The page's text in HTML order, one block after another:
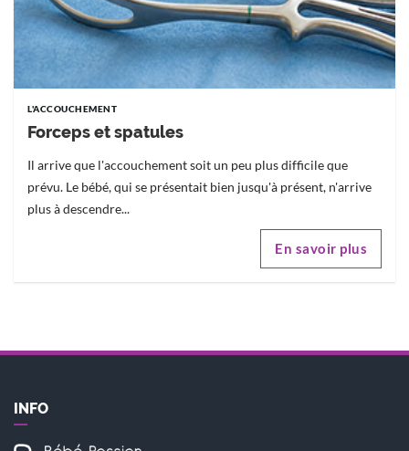
L'ACCOUCHEMENT
Forceps et spatules
Il arrive que l'accouchement soit un peu plus difficile que
prévu. Le bébé, qui se présentait bien jusqu'à présent, n'arrive
plus à descendre...
En savoir plus
INFO